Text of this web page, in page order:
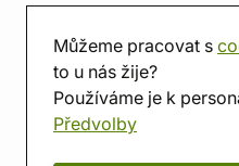
Můžeme pracovat s
to u nás žije?
Používáme je k
Předvolby
Prodejna
Herna
O nás
Hodnocení obchodu